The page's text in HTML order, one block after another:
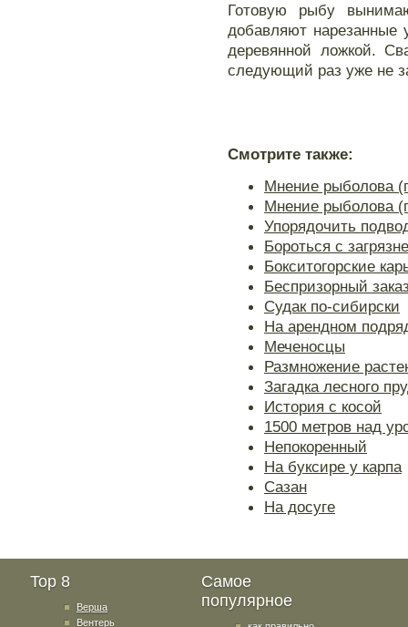
Готовую рыбу
добавляют нарезанные
деревянной ложкой.
следующий раз уже не
Смотрите также:
Мнение рыболова
Мнение рыболова
Упорядочить
Бороться с
Бокситогорские
Беспризорный
Судак по-сибирски
На арендном
Меченосцы
Размножение
Загадка лесного
История с косой
1500 метров над
Непокоренный
На буксире у карпа
Сазан
На досуге
Top 8
Верша
Вентерь
Самое
популярное